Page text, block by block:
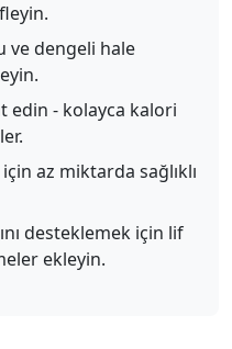
ve dengeli hale
edin - kolayca kalori
az miktarda sağlıklı
desteklemek için lif
ekleyin.